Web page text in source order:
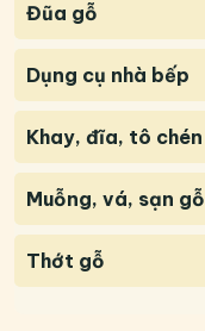
Đũa gỗ
Dụng cụ nhà bếp
Khay, đĩa, tô chén
Muỗng, vá, sạn gỗ
Thớt gỗ